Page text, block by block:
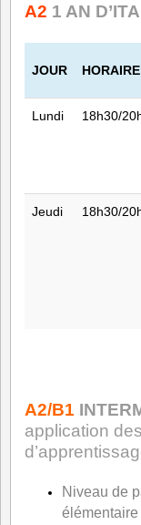
A2 1 AN
JOUR HORAIRE
Lundi 18h30/
Jeudi 18h30/
A2/B1
application
Niveau de